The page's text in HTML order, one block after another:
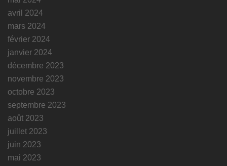
avril 2024
mars 2024
février 2024
janvier 2024
décembre 2023
novembre 2023
octobre 2023
septembre 2023
août 2023
juillet 2023
juin 2023
mai 2023